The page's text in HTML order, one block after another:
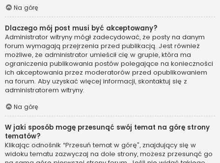
Na górę
Dlaczego mój post musi być akceptowany?
Administrator witryny mógł zadecydować, że posty na danym
forum wymagają przejrzenia przed publikacją. Jest również
możliwe, że administrator umieścił cię w grupie, która ma
ograniczenia publikowania postów polegające na konieczności
ich akceptowania przez moderatorów przed opublikowaniem
na forum. Aby uzyskać więcej informacji, skontaktuj się z
administratorem witryny.
Na górę
W jaki sposób mogę przesunąć swój temat na górę strony
tematów?
Klikając odnośnik “Przesuń temat w górę”, znajdujący się w
widoku tematu zazwyczaj na dole strony, możesz przesunąć go